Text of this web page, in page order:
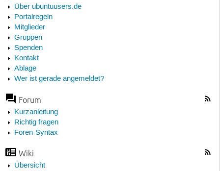
Über ubuntuusers.de
Portalregeln
Mitglieder
Gruppen
Spenden
Kontakt
Ablage
Wer ist gerade angemeldet?
Forum
Kurzanleitung
Richtig fragen
Foren-Syntax
Wiki
Übersicht